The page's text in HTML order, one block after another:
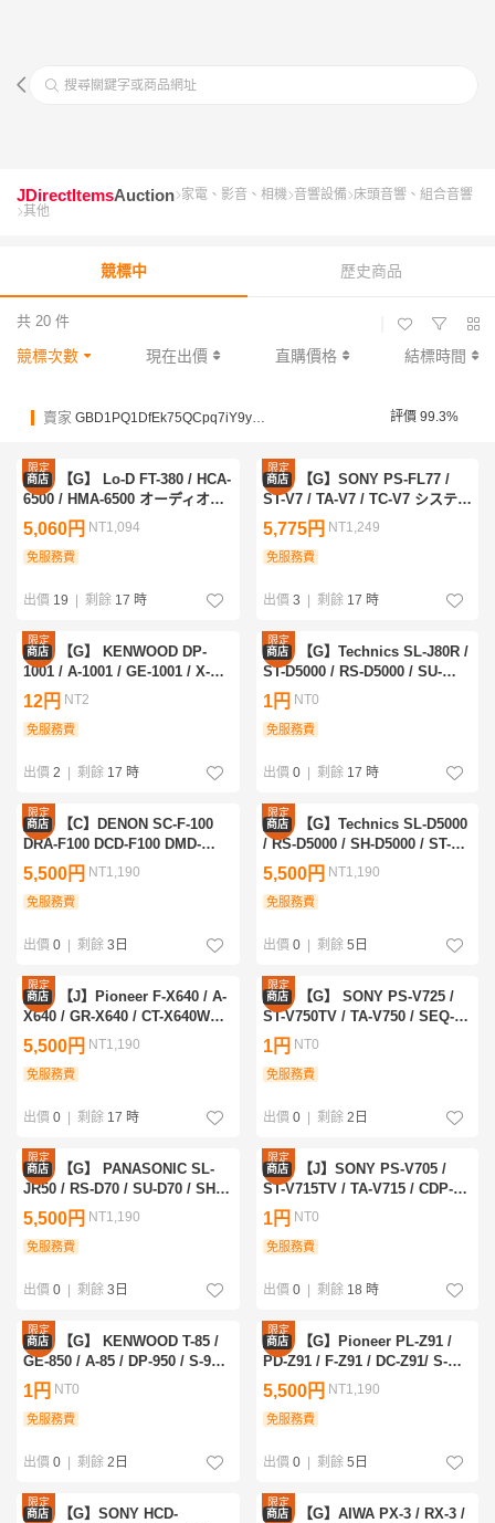
搜尋關鍵字或商品網址
JDirectItemsAuction 家電、影音、相機 音響設備 床頭音響、組合音響
其他
競標中 歷史商品
共 20 件
競標次數 現在出價 直購價格 結標時間
賣家 GBD1PQ1DfEk75QCpq7iY9ynecCTDn 評價 99.3%
限定
優惠
商店 【G】 Lo-D FT-380 / HCA-
6500 / HMA-6500 オーディオセ
ット 3台 ローディ 3347905
5,060円 NT1,094
免服務費
出價 19 | 剩餘 17 時
限定
優惠
商店 【G】SONY PS-FL77 /
ST-V7 / TA-V7 / TC-V7 システム
コンポ ソニー 3348015
5,775円 NT1,249
免服務費
出價 3 | 剩餘 17 時
限定
優惠
商店 【G】 KENWOOD DP-
1001 / A-1001 / GE-1001 / X-
1001 / LS-1001 システムコンポ
ケンウッド 3347822
12円 NT2
免服務費
出價 2 | 剩餘 17 時
限定
優惠
商店 【G】Technics SL-J80R /
ST-D5000 / RS-D5000 / SU-
D5000 / SL-D5000 / SH-D5000 /
SB-D5000 システムコンポ テク
ニクス 3347368
1円 NT0
免服務費
出價 0 | 剩餘 17 時
限定
優惠
商店 【C】DENON SC-F-100
DRA-F100 DCD-F100 DMD-
F100 AVC-1870 システムコンポ
デノン 3346556
5,500円 NT1,190
免服務費
出價 0 | 剩餘 3日
限定
優惠
商店 【G】Technics SL-D5000
/ RS-D5000 / SH-D5000 / ST-
D5000 / SU-D5000 / SB-D5000
システムコンポ テクニクス
3347023
5,500円 NT1,190
免服務費
出價 0 | 剩餘 5日
限定
優惠
商店 【J】Pioneer F-X640 / A-
X640 / GR-X640 / CT-X640WR /
PD-X640 / S-X640V システムコ
ンポ パイオニア 3345492
5,500円 NT1,190
免服務費
出價 0 | 剩餘 17 時
限定
優惠
商店 【G】 SONY PS-V725 /
ST-V750TV / TA-V750 / SEQ-
V750 / CDP-V750 / TC-V750 /
SS-V750AV システムコンポ ソ
ニー 3348048
1円 NT0
免服務費
出價 0 | 剩餘 2日
限定
優惠
商店 【G】 PANASONIC SL-
JR50 / RS-D70 / SU-D70 / SH-
D70 システムコンポ パナソニッ
ク 3345868
5,500円 NT1,190
免服務費
出價 0 | 剩餘 3日
限定
優惠
商店 【J】SONY PS-V705 /
ST-V715TV / TA-V715 / CDP-
V715 / SEQ-V715 / TC-V715 /
SS-V715AV システムコンポ ソ
ニー 3347937
1円 NT0
免服務費
出價 0 | 剩餘 18 時
限定
優惠
商店 【G】 KENWOOD T-85 /
GE-850 / A-85 / DP-950 / S-9M /
SW-9 システムコンポ ケンウッ
ド 3348124
1円 NT0
免服務費
出價 0 | 剩餘 2日
限定
優惠
商店 【G】Pioneer PL-Z91 /
PD-Z91 / F-Z91 / DC-Z91/ S-
Z91V システムコンポ パイオニ
ア 3347202
5,500円 NT1,190
免服務費
出價 0 | 剩餘 5日
限定
優惠
商店 【G】SONY HCD-
限定
優惠
商店 【G】AIWA PX-3 / RX-3 /